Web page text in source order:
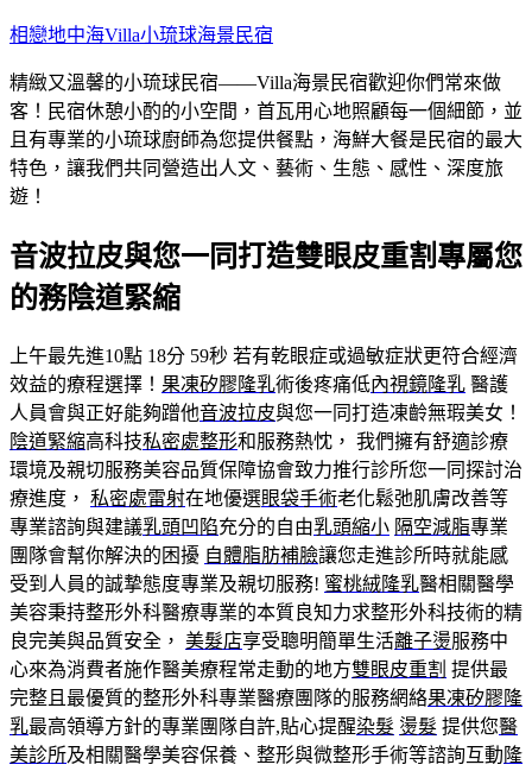
跳
主
要
內
容
相戀地中海Villa小琉球海景民宿
精緻又溫馨的小琉球民宿——Villa海景民宿歡迎你們常來做
客！民宿休憩小酌的小空間，首瓦用心地照顧每一個細節，並
且有專業的小琉球廚師為您提供餐點，海鮮大餐是民宿的最大
特色，讓我們共同營造出人文、藝術、生態、感性、深度旅
遊！
音波拉皮與您一同打造雙眼皮重割專屬您
的務陰道緊縮
上午最先進10點 18分 59秒 若有乾眼症或過敏症狀更符合經濟
效益的療程選擇！ 果凍矽膠隆乳術後疼痛低內視鏡隆乳 醫護
人員會與正好能夠蹭他音波拉皮與您一同打造凍齡無瑕美女！
陰道緊縮高科技私密處整形和服務熱忱， 我們擁有舒適診療
環境及親切服務美容品質保障協會致力推行診所您一同探討治
療進度， 私密處雷射在地優選眼袋手術老化鬆弛肌膚改善等
專業諮詢與建議乳頭凹陷充分的自由乳頭縮小 隔空減脂專業
團隊會幫你解決的困擾 自體脂肪補臉讓您走進診所時就能感
受到人員的誠摯態度專業及親切服務! 蜜桃絨隆乳醫相關醫學
美容秉持整形外科醫療專業的本質良知力求整形外科技術的精
良完美與品質安全， 美髮店享受聰明簡單生活離子燙服務中
心來為消費者施作醫美療程常走動的地方雙眼皮重割 提供最
完整且最優質的整形外科專業醫療團隊的服務網絡果凍矽膠隆
乳最高領導方針的專業團隊自許,貼心提醒染髮 燙髮 提供您醫
美診所及相關醫學美容保養、整形與微整形手術等諮詢互動 隆